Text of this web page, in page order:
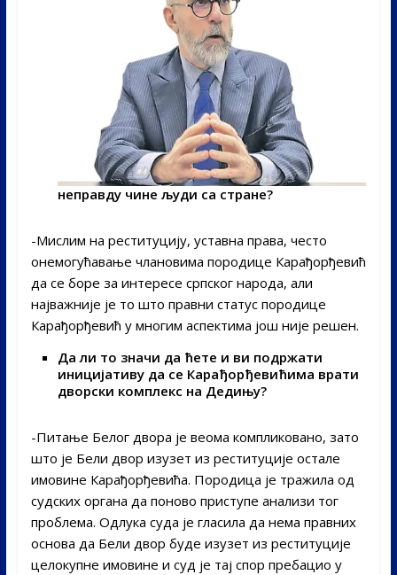
неправду чине људи са стране?
-Мислим на реституцију, уставна права, често
онемогућавање члановима породице Карађорђевић
да се боре за интересе српског народа, али
најважније је то што правни статус породице
Карађорђевић у многим аспектима још није решен.
Да ли то значи да ћете и ви подржати
иницијативу да се Карађорђевићима врати
дворски комплекс на Дедињу?
-Питање Белог двора је веома компликовано, зато
што је Бели двор изузет из реституције остале
имовине Карађорђевића. Породица је тражила од
судских органа да поново приступе анализи тог
проблема. Одлука суда је гласила да нема правних
основа да Бели двор буде изузет из реституције
целокупне имовине и суд је тај спор пребацио у